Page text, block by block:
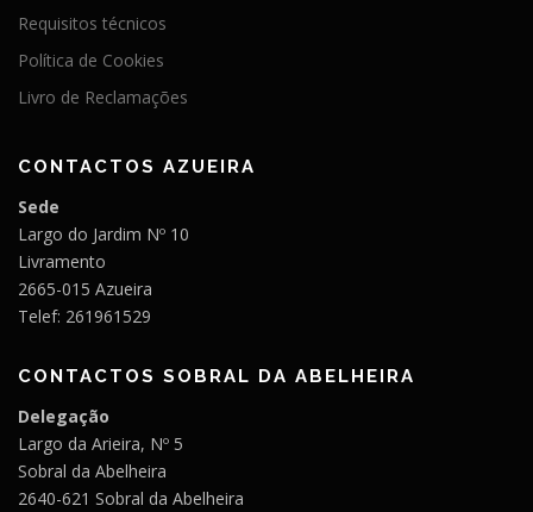
Requisitos técnicos
Política de Cookies
Livro de Reclamações
CONTACTOS AZUEIRA
Sede
Largo do Jardim Nº 10
Livramento
2665-015 Azueira
Telef: 261961529
CONTACTOS SOBRAL DA ABELHEIRA
Delegação
Largo da Arieira, Nº 5
Sobral da Abelheira
2640-621 Sobral da Abelheira